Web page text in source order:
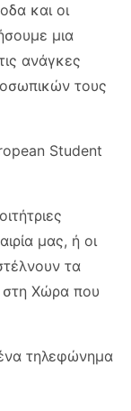
και οι
μια
ανάγκες
τους
Student
μας, ή οι
τα
στη Χώρα που
τηλεφώνημα